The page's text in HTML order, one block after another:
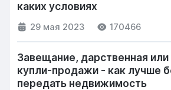
каких условиях
29 мая 2023 170466
Завещание, дарственная
купли-продажи - как лучше
передать недвижимость